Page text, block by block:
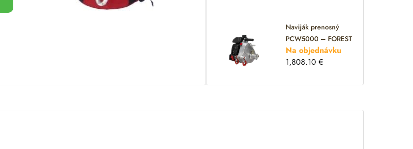
Naviják prenosný
PCW5000 – FOREST
Na objednávku
1,808.10€